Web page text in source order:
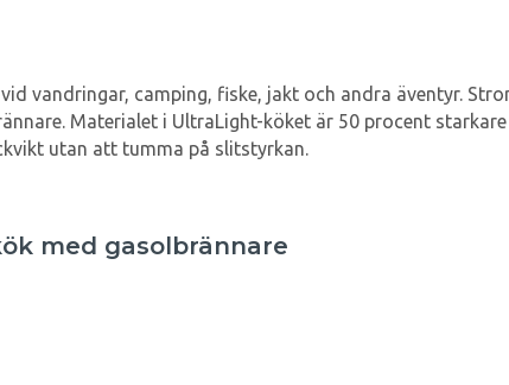
vandringar, camping, fiske, jakt och andra äventyr.
Materialet i UltraLight-köket är 50 procent
utan att tumma på slitstyrkan.
med gasolbrännare